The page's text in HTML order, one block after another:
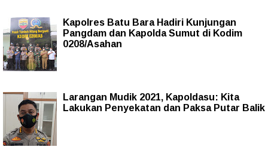
Kapolres Batu Bara Hadiri Kunjungan
Pangdam dan Kapolda Sumut di Kodim
0208/Asahan
Larangan Mudik 2021, Kapoldasu: Kita
Lakukan Penyekatan dan Paksa Putar Balik